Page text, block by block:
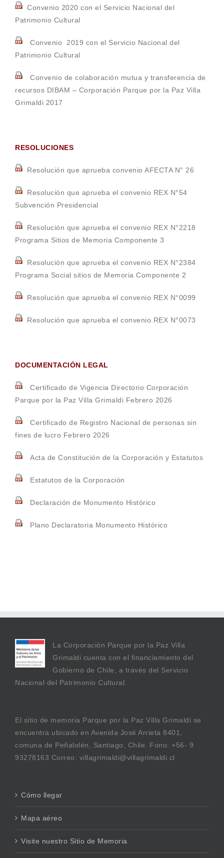
Convenio 2020 con el Servicio Nacional del
Patrimonio Cultural
Convenio 2019 con el Servicio Nacional del
Patrimonio Cultural
Convenio de colaboración mutua y transferencia de
recursos DIBAM – Corporación Parque por la Paz Villa
Grimaldi 2017
RESOLUCIONES
Resolución que aprueba convenio AFECTA N° 26
Resolución que aprueba el convenio REX N°54
Subvención Presidencial
Resolución que aprueba el convenio REX N°2218
Programa Sitios de Memoria Componente 3
Resolución que aprueba el convenio REX N°2384
Programa Social sitios de Memoria Componente 2
Resolución que aprueba el convenio REX N°0099
Resolución que aprueba el convenio.REX N°0073
DOCUMENTACIÓN LEGAL
Certificado de Vigencia Directorio Corporación
Parque por la Paz Villa Grimaldi Febrero 2026
Certificado de Registro Nacional de personas sin
fines de lucro Febrero 2026
Acta de Constitución de la Corporación y Estatutos
Estatutos de la Corporación
Declaración de Monumento Histórico
Plano Declaratoria Monumento Histórico
La Corporación Parque por la Paz Villa
Grimaldi cuenta con el financiamiento del
Gobierno de Chile, a través del Servicio
Nacional del Patrimonio Cultural.
El sitio de memoria Parque por la Paz Villa Grimaldi se
encuentra ubicado en Avenida José Arrieta 8401,
comuna de Peñalolén, Santiago, Chile. Fono: +56- 9
93278163 Correo: villagrimaldi@villagrimaldi.cl
Cómo llegar
Mapa aéreo
Visite nuestro Sitio de Memoria